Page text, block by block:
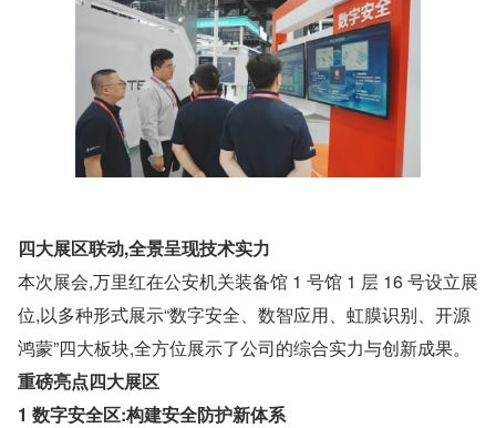
四大展区联动,全景呈现技术实力
本次展会,万里红在公安机关装备馆 1 号馆 1 层 16 号设立展
位,以多种形式展示“数字安全、数智应用、虹膜识别、开源
鸿蒙”四大板块,全方位展示了公司的综合实力与创新成果。
重磅亮点四大展区
1 数字安全区:构建安全防护新体系